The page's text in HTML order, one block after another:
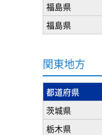
福島県
福島県
関東地方
都道府県
茨城県
栃木県